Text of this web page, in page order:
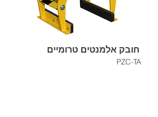
חובק אלמנטים טרומיים
PZC-TA